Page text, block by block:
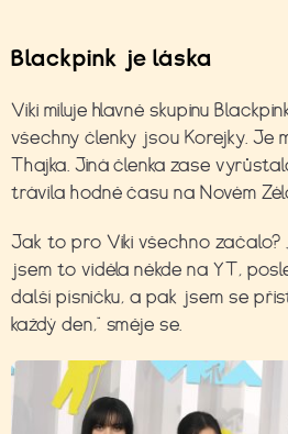
Blackpink je láska
Viki miluje hlavně skupinu
všechny členky jsou Korejky. Je
Thajka. Jiná členka zase
trávila hodně času na Novém
Jak to pro Viki všechno začalo?
jsem to viděla někde na YT,
další písničku, a pak jsem se
každý den,“ směje se.